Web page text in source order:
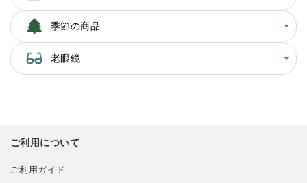
季節の商品
老眼鏡
ご利用について
ご利用ガイド